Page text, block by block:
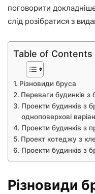
поговорити
слід розібратися з
Table of Contents
Різновиди бруса
Переваги будинків з
Проекти будинків з
одноповерхові
Проекти будинків з
Проект котеджу з
Проекти будинків з
Різновиди